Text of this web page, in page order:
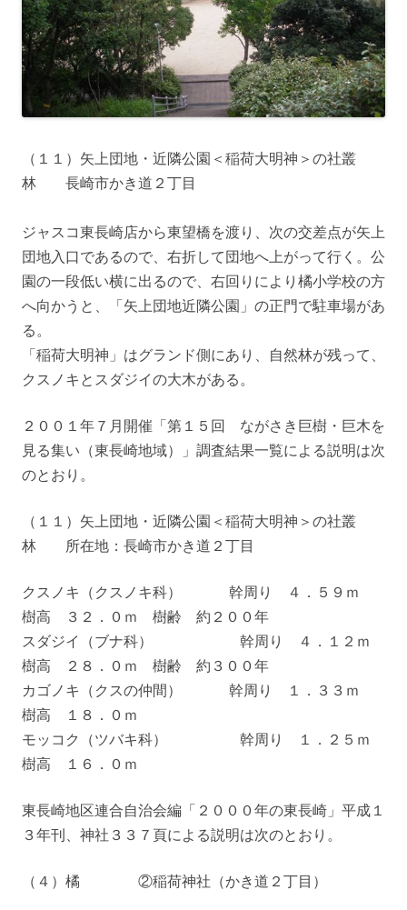
（１１）矢上団地・近隣公園＜稲荷大明神＞の社叢
林 長崎市かき道２丁目
ジャスコ東長崎店から東望橋を渡り、次の交差点が矢上
団地入口であるので、右折して団地へ上がって行く。公
園の一段低い横に出るので、右回りにより橘小学校の方
へ向かうと、「矢上団地近隣公園」の正門で駐車場があ
る。
「稲荷大明神」はグランド側にあり、自然林が残って、
クスノキとスダジイの大木がある。
２００１年７月開催「第１５回 ながさき巨樹・巨木を
見る集い（東長崎地域）」調査結果一覧による説明は次
のとおり。
（１１）矢上団地・近隣公園＜稲荷大明神＞の社叢
林 所在地：長崎市かき道２丁目
クスノキ（クスノキ科） 幹周り ４．５９ｍ
樹高 ３２．０ｍ 樹齢 約２００年
スダジイ（ブナ科） 幹周り ４．１２ｍ
樹高 ２８．０ｍ 樹齢 約３００年
カゴノキ（クスの仲間） 幹周り １．３３ｍ
樹高 １８．０ｍ
モッコク（ツバキ科） 幹周り １．２５ｍ
樹高 １６．０ｍ
東長崎地区連合自治会編「２０００年の東長崎」平成１
３年刊、神社３３７頁による説明は次のとおり。
（４）橘 ②稲荷神社（かき道２丁目）